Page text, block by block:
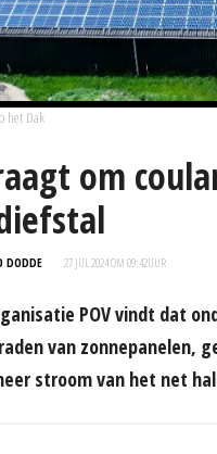
het Dak
om
DODDE 27 JUL 2024 OM 09:42UUR
POV vindt dat
van zonnepanelen,
stroom van het net